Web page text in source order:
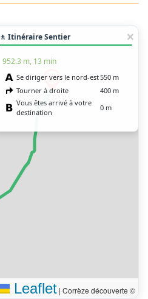
🚶 Itinéraire Sentier
952.3 m, 13 min
Se diriger vers le nord-est 550 m
Tourner à droite
400 m
Vous êtes arrivé à votre
destination
0 m
Leaflet | Corrèze découverte ©